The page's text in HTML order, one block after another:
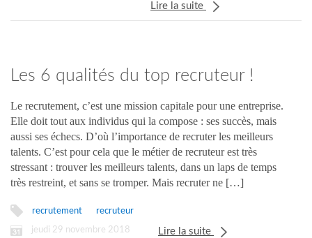
Lire la suite
Les 6 qualités du top recruteur !
Le recrutement, c’est une mission capitale pour une entreprise.
Elle doit tout aux individus qui la compose : ses succès, mais
aussi ses échecs. D’où l’importance de recruter les meilleurs
talents. C’est pour cela que le métier de recruteur est très
stressant : trouver les meilleurs talents, dans un laps de temps
très restreint, et sans se tromper. Mais recruter ne […]
recrutement recruteur
jeudi 29 novembre 2018 Lire la suite